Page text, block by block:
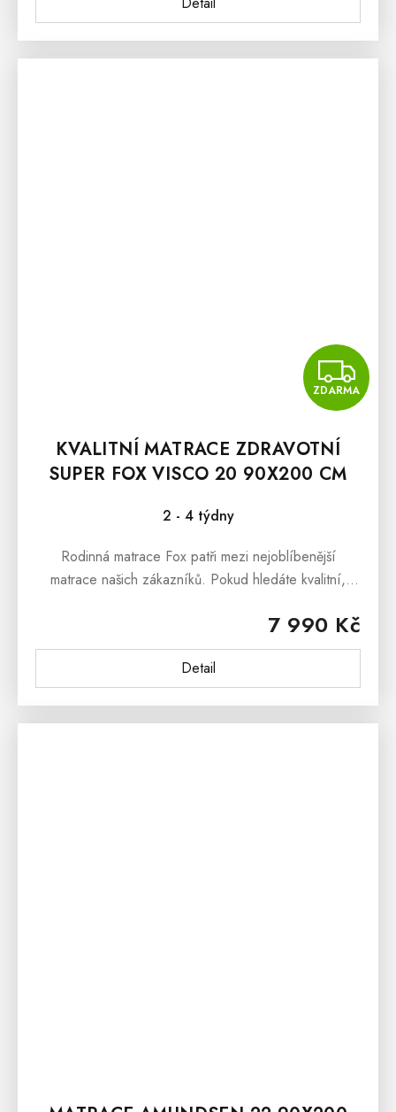
ZDARMA
KVALITNÍ MATRACE ZDRAVOTNÍ
SUPER FOX VISCO 20 90X200 CM
2 - 4 týdny
7 990 Kč
Detail
Rodinná matrace Fox patři mezi nejoblíbenější
matrace našich zákazníků. Pokud hledáte kvalitní,
ortopedickými vlastnostmi, tak...